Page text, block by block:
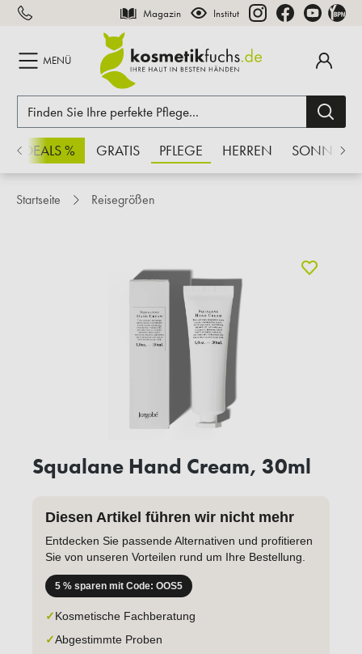
springen Magazin Institut
MENÜ
% GRATIS PFLEGE HERREN SONNE
Startseite Reisegrößen
Squalane Hand Cream, 30ml
Diesen Artikel führen wir nicht mehr
Entdecken Sie passende Alternativen und profitieren
Sie von unseren Vorteilen rund um Ihre Bestellung.
5 % sparen mit Code: OOS5
✓Kosmetische Fachberatung
✓Abgestimmte Proben